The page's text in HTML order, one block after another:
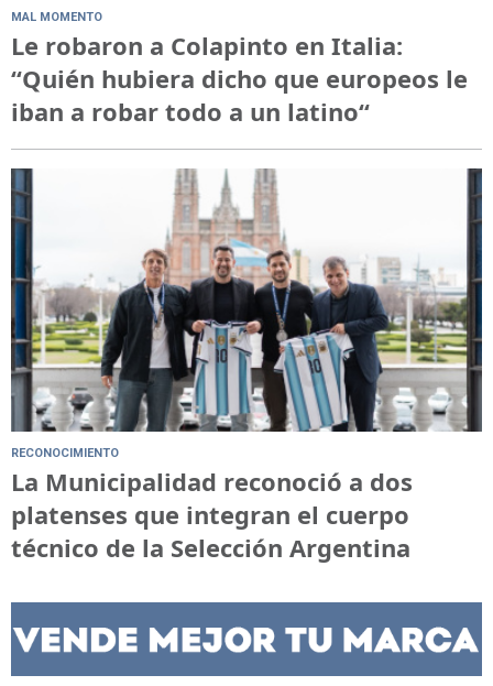
MAL MOMENTO
Le robaron a Colapinto en Italia:
“Quién hubiera dicho que europeos le
iban a robar todo a un latino“
RECONOCIMIENTO
La Municipalidad reconoció a dos
platenses que integran el cuerpo
técnico de la Selección Argentina